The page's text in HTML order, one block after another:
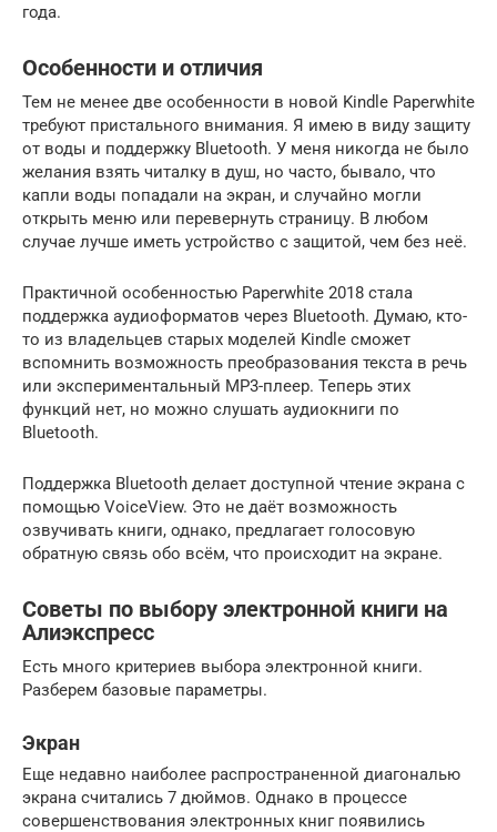
года.
Особенности и отличия
Тем не менее две особенности в новой Kindle Paperwhite
требуют пристального внимания. Я имею в виду защиту
от воды и поддержку Bluetooth. У меня никогда не было
желания взять читалку в душ, но часто, бывало, что
капли воды попадали на экран, и случайно могли
открыть меню или перевернуть страницу. В любом
случае лучше иметь устройство с защитой, чем без неё.
Практичной особенностью Paperwhite 2018 стала
поддержка аудиоформатов через Bluetooth. Думаю, кто-
то из владельцев старых моделей Kindle сможет
вспомнить возможность преобразования текста в речь
или экспериментальный MP3-плеер. Теперь этих
функций нет, но можно слушать аудиокниги по
Bluetooth.
Поддержка Bluetooth делает доступной чтение экрана с
помощью VoiceView. Это не даёт возможность
озвучивать книги, однако, предлагает голосовую
обратную связь обо всём, что происходит на экране.
Советы по выбору электронной книги на
Алиэкспресс
Есть много критериев выбора электронной книги.
Разберем базовые параметры.
Экран
Еще недавно наиболее распространенной диагональю
экрана считались 7 дюймов. Однако в процессе
совершенствования электронных книг появились